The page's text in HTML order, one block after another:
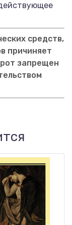
средств,
причиняет
запрещен